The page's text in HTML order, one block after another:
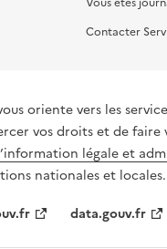
Contacter
oriente vers les
vos droits et de
légale et
nationales et locales.
data.gouv.fr